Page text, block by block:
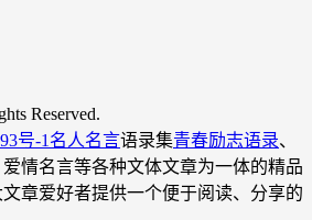
Reserved.
号-1 名人名言语录集青春励志语录、
情名言等各种文体文章为一体的精品
章爱好者提供一个便于阅读、分享的